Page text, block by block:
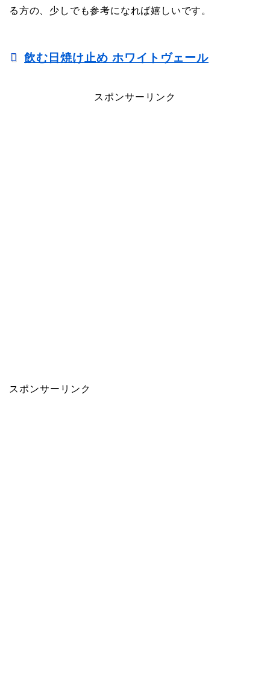
る方の、少しでも参考になれば嬉しいです。
飲む日焼け止め ホワイトヴェール
スポンサーリンク
スポンサーリンク